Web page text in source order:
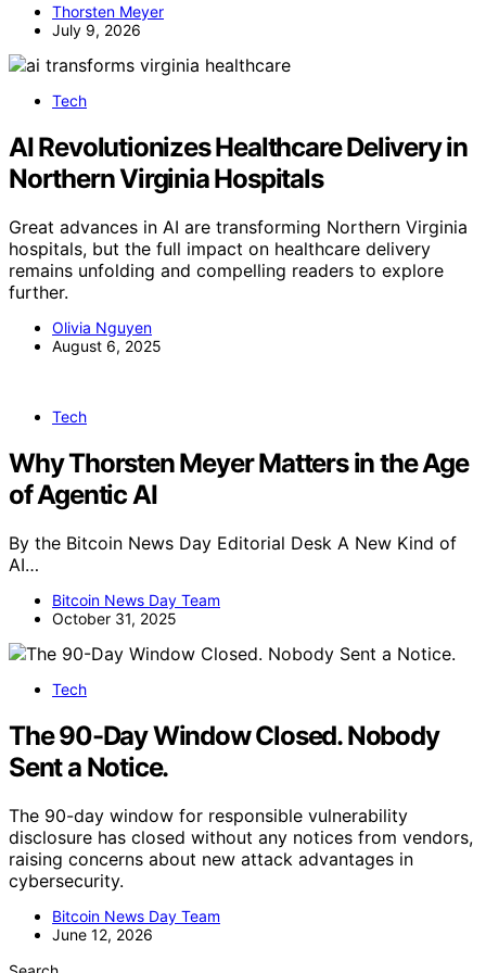
Thorsten Meyer
July 9, 2026
Tech
AI Revolutionizes Healthcare Delivery in
Northern Virginia Hospitals
Great advances in AI are transforming Northern Virginia
hospitals, but the full impact on healthcare delivery
remains unfolding and compelling readers to explore
further.
Olivia Nguyen
August 6, 2025
Tech
Why Thorsten Meyer Matters in the Age
of Agentic AI
By the Bitcoin News Day Editorial Desk A New Kind of
AI…
Bitcoin News Day Team
October 31, 2025
Tech
The 90-Day Window Closed. Nobody
Sent a Notice.
The 90-day window for responsible vulnerability
disclosure has closed without any notices from vendors,
raising concerns about new attack advantages in
cybersecurity.
Bitcoin News Day Team
June 12, 2026